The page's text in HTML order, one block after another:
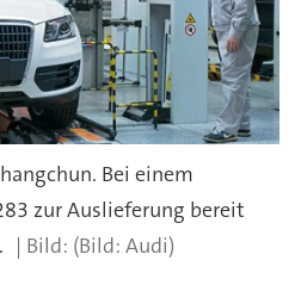
Bei einem
zur Auslieferung bereit
(Bild: Audi)